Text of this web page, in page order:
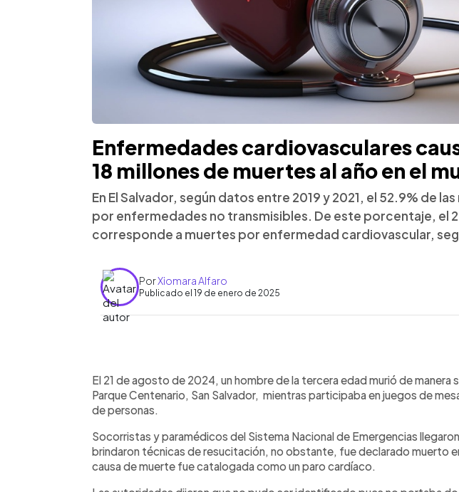
Enfermedades cardiovasculares
18 millones de muertes al año en el
En El Salvador, según datos entre 2019 y 2021, el 52.9% de
por enfermedades no transmisibles. De este porcentaje, el
corresponde a muertes por enfermedad cardiovascular,
PorXiomara Alfaro
Publicado el 19 de enero de 2025
Escuchar artículo
El 21 de agosto de 2024, un hombre de la tercera edad murió de manera
Parque Centenario, San Salvador, mientras participaba en juegos de
de personas.
Socorristas y paramédicos del Sistema Nacional de Emergencias
brindaron técnicas de resucitación, no obstante, fue declarado muerto
causa de muerte fue catalogada como un paro cardíaco.